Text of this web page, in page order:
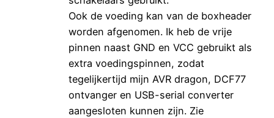
Ook de voeding kan van de boxheader
worden afgenomen. Ik heb de vrije
pinnen naast GND en VCC gebruikt als
extra voedingspinnen, zodat
tegelijkertijd mijn AVR dragon, DCF77
ontvanger en USB-serial converter
aangesloten kunnen zijn. Zie